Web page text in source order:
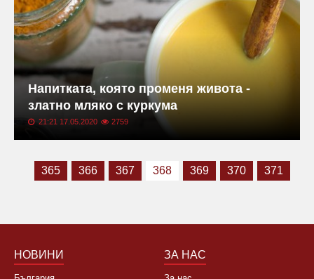
Напитката, която променя живота -
златно мляко с куркума
21:21 17.05.2020 2759
365 366 367 368 369 370 371
НОВИНИ ЗА НАС